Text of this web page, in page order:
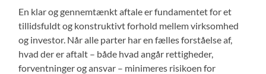
En klar og gennemtænkt aftale er fundamentet for et
tillidsfuldt og konstruktivt forhold mellem virksomhed
og investor. Når alle parter har en fælles forståelse af,
hvad der er aftalt – både hvad angår rettigheder,
forventninger og ansvar – minimeres risikoen for